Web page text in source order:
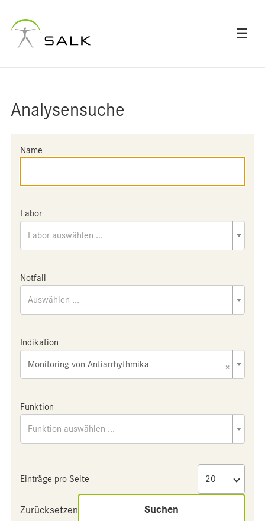
☰
Analysensuche
Name
Labor
Labor auswählen ...
Notfall
Auswählen ...
Indikation
×
Monitoring von Antiarrhythmika
Funktion
Funktion auswählen ...
Einträge pro Seite
Zurücksetzen Suchen